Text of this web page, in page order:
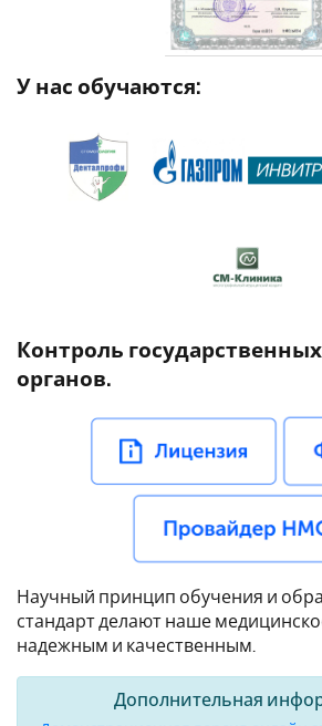
У нас обучаются:
Контроль
органов.
Научный принцип обучения и
стандарт делают наше
надежным и качественным.
Дополнительная